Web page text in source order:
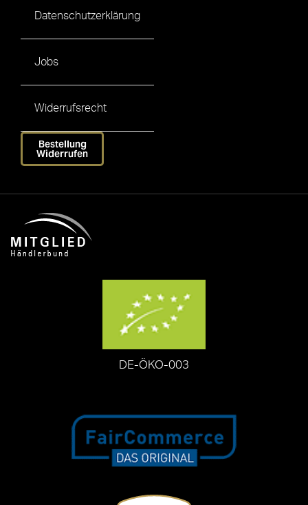
Datenschutzerklärung
Jobs
Widerrufsrecht
Bestellung
Widerrufen
DE-ÖKO-003